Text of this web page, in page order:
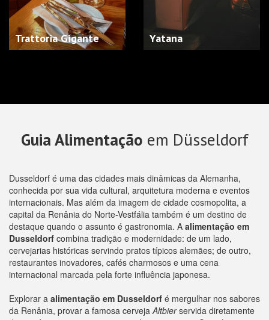
Trattoria Gigante Yatana
Guia Alimentação em Düsseldorf
Dusseldorf é uma das cidades mais dinâmicas da Alemanha,
conhecida por sua vida cultural, arquitetura moderna e eventos
internacionais. Mas além da imagem de cidade cosmopolita, a
capital da Renânia do Norte-Vestfália também é um destino de
destaque quando o assunto é gastronomia. A alimentação em
Dusseldorf combina tradição e modernidade: de um lado,
cervejarias históricas servindo pratos típicos alemães; de outro,
restaurantes inovadores, cafés charmosos e uma cena
internacional marcada pela forte influência japonesa.
Explorar a alimentação em Dusseldorf é mergulhar nos sabores
da Renânia, provar a famosa cervejaAltbierservida diretamente